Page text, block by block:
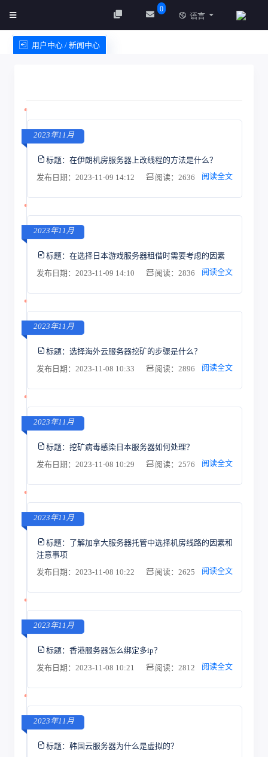
0
语言
用户中心 / 新闻中心
2023年11月
标题： 在伊朗机房服务器上改线程的方法是什么？
发布日期：2023-11-09 14:12
阅读：2636 阅读全文
2023年11月
标题： 在选择日本游戏服务器租借时需要考虑的因素
发布日期：2023-11-09 14:10
阅读：2836 阅读全文
2023年11月
标题： 选择海外云服务器挖矿的步骤是什么？
发布日期：2023-11-08 10:33
阅读：2896 阅读全文
2023年11月
标题： 挖矿病毒感染日本服务器如何处理？
发布日期：2023-11-08 10:29
阅读：2576 阅读全文
2023年11月
标题： 了解加拿大服务器托管中选择机房线路的因素和
注意事项
发布日期：2023-11-08 10:22
阅读：2625 阅读全文
2023年11月
标题： 香港服务器怎么绑定多ip？
发布日期：2023-11-08 10:21
阅读：2812 阅读全文
2023年11月
标题： 韩国云服务器为什么是虚拟的？